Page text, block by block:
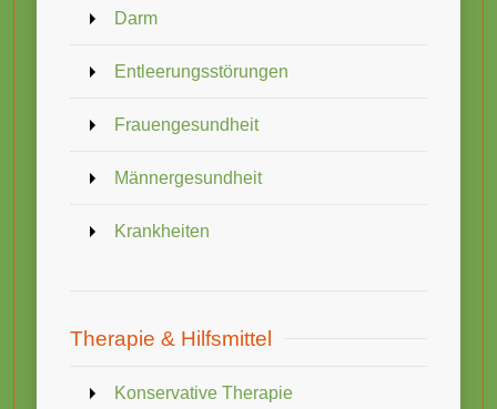
Darm
Entleerungsstörungen
Frauengesundheit
Männergesundheit
Krankheiten
Therapie & Hilfsmittel
Konservative Therapie